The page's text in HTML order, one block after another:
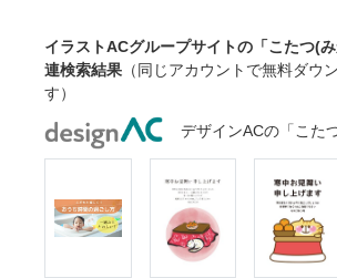
イラストACグループサイトの「こたつ(
連検索結果 （同じアカウントで無料ダウ
す）
デザインACの「こた